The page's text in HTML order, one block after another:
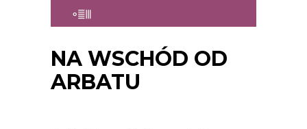
NA WSCHÓD OD
ARBATU